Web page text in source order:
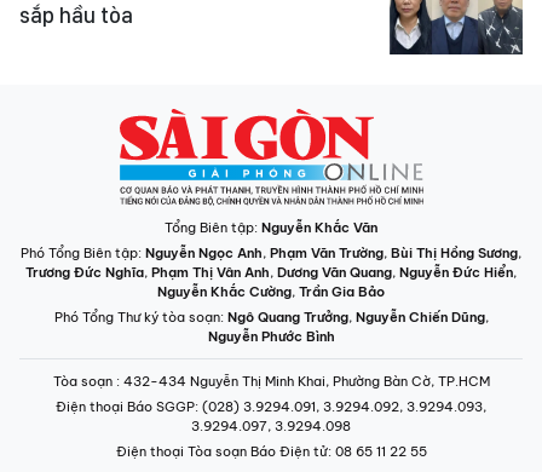
sắp hầu tòa
Tổng Biên tập: Nguyễn Khắc Văn
Phó Tổng Biên tập: Nguyễn Ngọc Anh, Phạm Văn Trường, Bùi Thị Hồng Sương,
Trương Đức Nghĩa, Phạm Thị Vân Anh, Dương Văn Quang, Nguyễn Đức Hiển,
Nguyễn Khắc Cường, Trần Gia Bảo
Phó Tổng Thư ký tòa soạn: Ngô Quang Trưởng, Nguyễn Chiến Dũng,
Nguyễn Phước Bình
Tòa soạn : 432-434 Nguyễn Thị Minh Khai, Phường Bàn Cờ, TP.HCM
Điện thoại Báo SGGP: (028) 3.9294.091, 3.9294.092, 3.9294.093,
3.9294.097, 3.9294.098
Điện thoại Tòa soạn Báo Điện tử: 08 65 11 22 55